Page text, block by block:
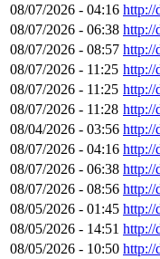
08/07/2026 - 04:16 http://
08/07/2026 - 06:38 http://
08/07/2026 - 08:57 http://
08/07/2026 - 11:25 http://
08/07/2026 - 11:25 http://
08/07/2026 - 11:28 http://
08/04/2026 - 03:56 http://
08/07/2026 - 04:16 http://
08/07/2026 - 06:38 http://
08/07/2026 - 08:56 http://
08/05/2026 - 01:45 http://
08/05/2026 - 14:51 http://
08/05/2026 - 10:50 http://